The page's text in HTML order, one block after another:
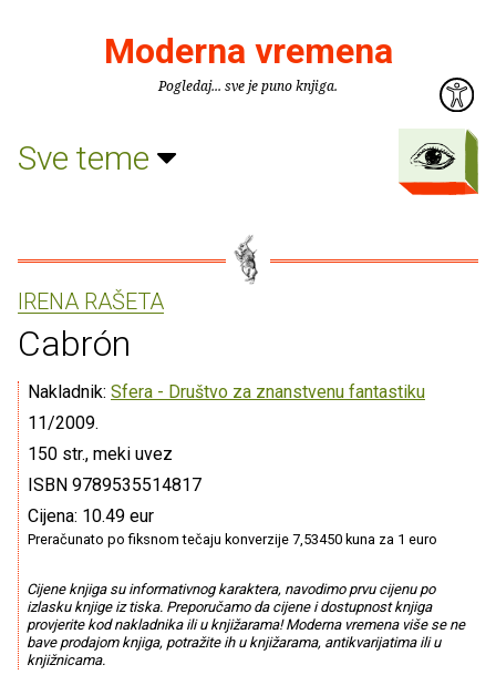
Moderna vremena
Pogledaj... sve je puno knjiga.
Sve teme
IRENA RAŠETA
Cabrón
Nakladnik: Sfera - Društvo za znanstvenu fantastiku
11/2009.
150 str., meki uvez
ISBN 9789535514817
Cijena: 10.49 eur
Preračunato po fiksnom tečaju konverzije 7,53450 kuna za 1 euro
Cijene knjiga su informativnog karaktera, navodimo prvu cijenu po
izlasku knjige iz tiska. Preporučamo da cijene i dostupnost knjiga
provjerite kod nakladnika ili u knjižarama! Moderna vremena više se ne
bave prodajom knjiga, potražite ih u knjižarama, antikvarijatima ili u
knjižnicama.